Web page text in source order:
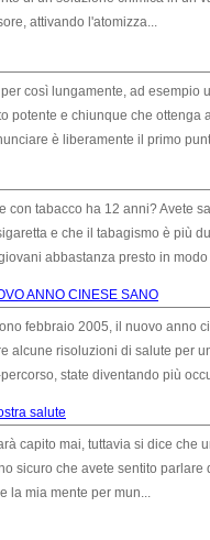
attivando l'atomizza...
così lungamente, ad esempio
potente e chiunque che ottenga
è liberamente il primo
tabacco ha 12 anni? Avete
e che il tabagismo è più
abbastanza presto in modo
ANNO CINESE SANO
febbraio 2005, il nuovo anno
alcune risoluzioni di salute per
state diventando più
salute
capito mai, tuttavia si dice che
sicuro che avete sentito
la mia mente per mun...